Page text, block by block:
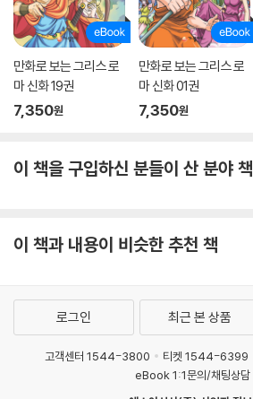
만화로 보는 그리스 로
마 신화 19권
7,350원
만화로 보는 그리스 로
마 신화 01권
7,350원
이 책을 구입하신 분들이 산 분야 책
이 책과 내용이 비슷한 추천 책
로그인 최근 본 상품
고객센터 1544-3800 티켓 1544-6399
eBook 1:1문의/채팅상담